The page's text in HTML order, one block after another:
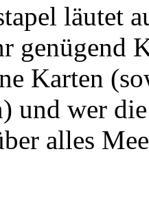
läutet
genügend
Karten
und wer
alles